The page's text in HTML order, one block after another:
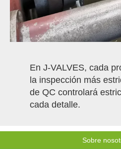
En J-VALVES, cada
la inspección más
de QC controlará
cada detalle.
Sobre